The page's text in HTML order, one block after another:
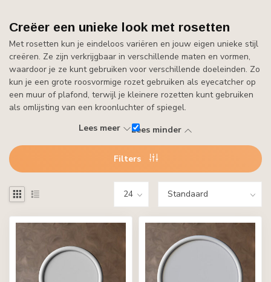
Creëer een unieke look met rosetten
Met rosetten kun je eindeloos variëren en jouw eigen unieke stijl
creëren. Ze zijn verkrijgbaar in verschillende maten en vormen,
waardoor je ze kunt gebruiken voor verschillende doeleinden. Zo
kun je een grote roosvormige rozet gebruiken als eyecatcher op
een muur of plafond, terwijl je kleinere rozetten kunt gebruiken
als omlijsting van een kroonluchter of spiegel.
Lees meer
Lees minder
Filters